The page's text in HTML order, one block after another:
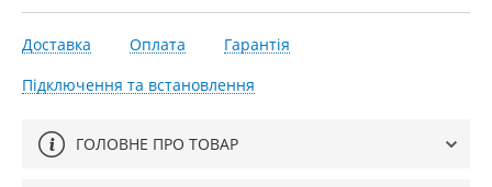
Доставка Оплата
Гарантія
Підключення та встановлення
ГОЛОВНЕ ПРО ТОВАР